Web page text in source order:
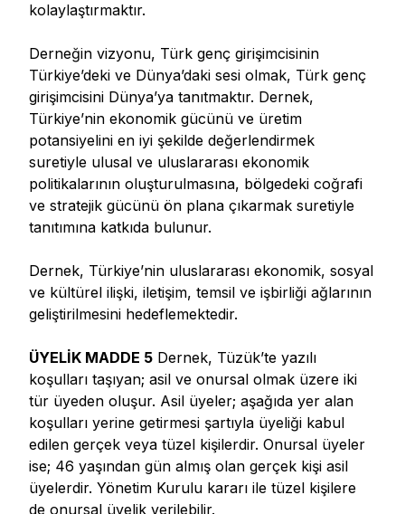
kolaylaştırmaktır.
Derneğin vizyonu, Türk genç girişimcisinin
Türkiye’deki ve Dünya’daki sesi olmak, Türk genç
girişimcisini Dünya’ya tanıtmaktır. Dernek,
Türkiye’nin ekonomik gücünü ve üretim
potansiyelini en iyi şekilde değerlendirmek
suretiyle ulusal ve uluslararası ekonomik
politikalarının oluşturulmasına, bölgedeki coğrafi
ve stratejik gücünü ön plana çıkarmak suretiyle
tanıtımına katkıda bulunur.
Dernek, Türkiye’nin uluslararası ekonomik, sosyal
ve kültürel ilişki, iletişim, temsil ve işbirliği ağlarının
geliştirilmesini hedeflemektedir.
ÜYELİK MADDE 5 Dernek, Tüzük’te yazılı
koşulları taşıyan; asil ve onursal olmak üzere iki
tür üyeden oluşur. Asil üyeler; aşağıda yer alan
koşulları yerine getirmesi şartıyla üyeliği kabul
edilen gerçek veya tüzel kişilerdir. Onursal üyeler
ise; 46 yaşından gün almış olan gerçek kişi asil
üyelerdir. Yönetim Kurulu kararı ile tüzel kişilere
de onursal üyelik verilebilir.